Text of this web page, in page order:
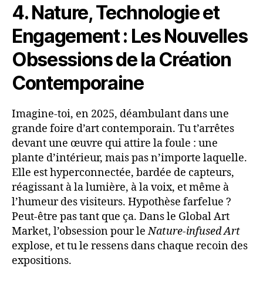
4. Nature, Technologie et
Engagement : Les Nouvelles
Obsessions de la Création
Contemporaine
Imagine-toi, en 2025, déambulant dans une
grande foire d’art contemporain. Tu t’arrêtes
devant une œuvre qui attire la foule : une
plante d’intérieur, mais pas n’importe laquelle.
Elle est hyperconnectée, bardée de capteurs,
réagissant à la lumière, à la voix, et même à
l’humeur des visiteurs. Hypothèse farfelue ?
Peut-être pas tant que ça. Dans le Global Art
Market, l’obsession pour leNature-infused Art
explose, et tu le ressens dans chaque recoin des
expositions.